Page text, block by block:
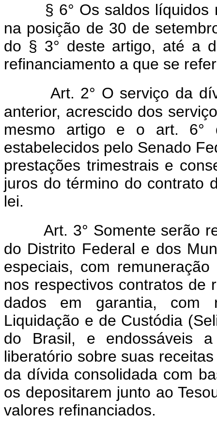
§ 6° Os saldos
na posição de 30 de
do § 3° deste artigo, até a
refinanciamento a que se
Art. 2° O serviço da
anterior, acrescido dos
mesmo artigo e o art. 6°
estabelecidos pelo Senado
prestações trimestrais e
juros do término do contrato
lei.
Art. 3° Somente serão
do Distrito Federal e dos
especiais, com
nos respectivos contratos de
dados em garantia, com
Liquidação e de Custódia
do Brasil, e endossáveis
liberatório sobre suas
da dívida consolidada com
os depositarem junto ao
valores refinanciados.